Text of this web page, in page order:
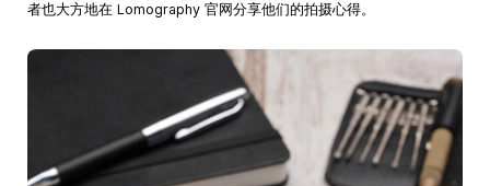
者也大方地在 Lomography 官网分享他们的拍摄心得。